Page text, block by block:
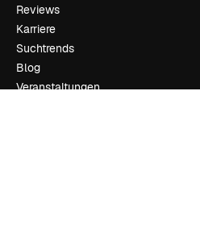
Reviews
Karriere
Suchtrends
Blog
Veranstaltungen